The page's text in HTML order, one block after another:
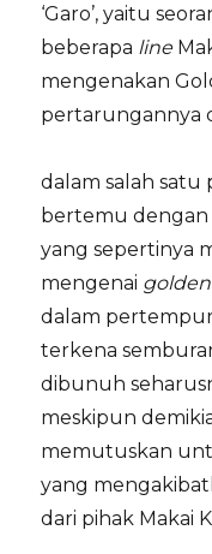
‘Garo’, yaitu
beberapa line
mengenakan
pertarungannya
dalam salah
bertemu dengan
yang sepertinya
mengenai
dalam
terkena
dibunuh
meskipun
memutuskan
yang
dari pihak Makai